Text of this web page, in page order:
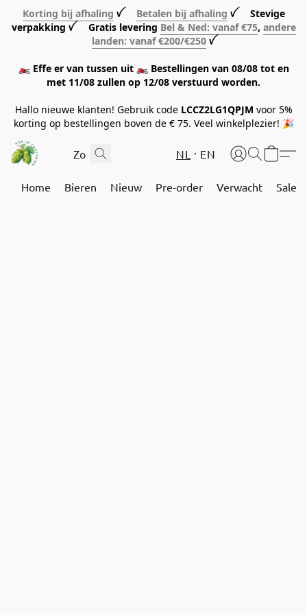
Korting bij afhaling ꪜ Betalen bij afhaling ꪜ Stevige
verpakking ꪜ Gratis levering Bel & Ned: vanaf €75, andere
landen: vanaf €200/€250 ꪜ
🏍️ Effe er van tussen uit 🏍️ Bestellingen van 08/08 tot en
met 11/08 zullen op 12/08 verstuurd worden.
Hallo nieuwe klanten! Gebruik code LCCZ2LG1QPJM voor 5%
korting op bestellingen boven de € 75. Veel winkelplezier! 🎉
NL EN
Home Bieren Nieuw Pre-order Verwacht Sale